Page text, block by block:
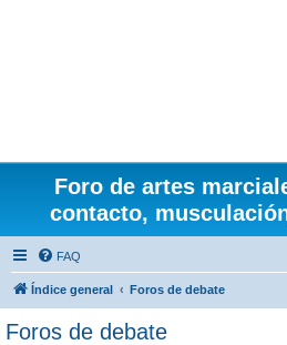
Foro de artes
contacto,
FAQ
Índice general Foros de debate
Foros de debate